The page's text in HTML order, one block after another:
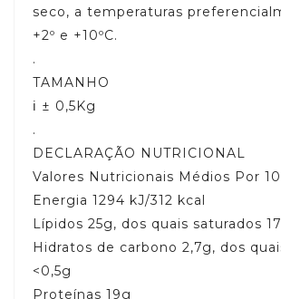
seco, a temperaturas
+2º e +10ºC.
.
TAMANHO
ℹ️ ± 0,5Kg
.
DECLARAÇÃO NUTRICIONAL
Valores Nutricionais Médios Por
Energia 1294 kJ/312 kcal
Lípidos 25g, dos quais saturados
Hidratos de carbono 2,7g, dos
<0,5g
Proteínas 19g